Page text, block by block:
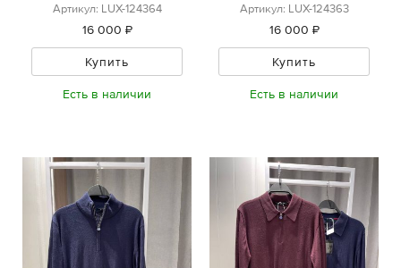
Артикул: LUX-124364
16 000 ₽
Купить
Есть в наличии
Артикул: LUX-124363
16 000 ₽
Купить
Есть в наличии